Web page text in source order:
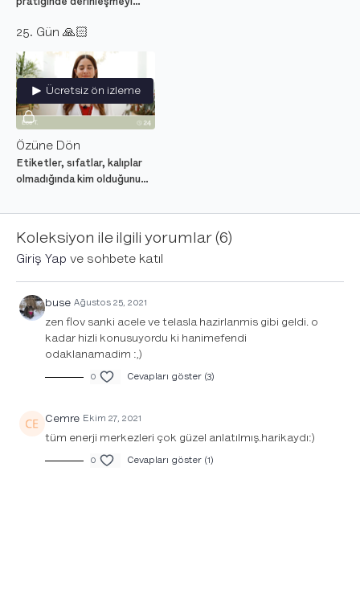
25. Gün 🙏🏻
Ücretsiz ön izleme
Özüne Dön
Etiketler, sıfatlar, kalıplar
olmadığında kim olduğunu
keşife çıkaran yönlendirmeli
Koleksiyon ile ilgili yorumlar (6)
Giriş Yap ve sohbete katıl
buse Ağustos 25, 2021
zen flov sanki acele ve telasla hazirlanmis gibi geldi. o
kadar hizli konusuyordu ki hanimefendi
odaklanamadim :,)
0 Cevapları göster (3)
Cemre Ekim 27, 2021
tüm enerji merkezleri çok güzel anlatılmış.harikaydı:)
0 Cevapları göster (1)